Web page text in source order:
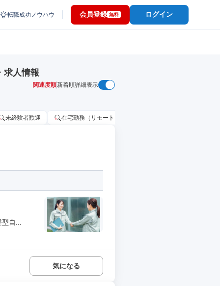
転職成功ノウハウ 会員登録 無料 ログイン
求人情報
関連度順新着順詳細表示
未経験者歓迎 在宅勤務（リモートワーク）OK
自...
気になる